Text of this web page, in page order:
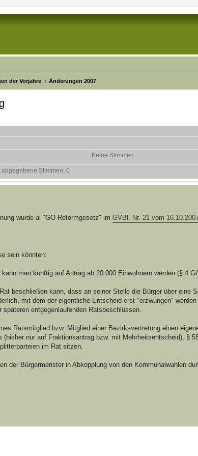
der Vorjahre Änderungen 2007
Keine Stimmen
abgegebene Stimmen: 0
wurde al "GO-Reformgesetz" im GVBl. Nr. 21 vom
sein könnten:
man künftig auf Antrag ab 20.000 Einwohnern werden (§ 4
beschließen kann, dass an seiner Stelle die Bürger über eine
mit dem der eigentliche Entscheid erst "erzwungen"
entgegenlaufenden Ratsbeschlüssen.
Ratsmitglied bzw. Mitglied einer Bezirksvertretung einen
nur auf Fraktionsantrag bzw. mit Mehrheitsentscheid), §
im Rat sitzen.
der Bürgermerister in Abkopplung von den Kommunalwahlen